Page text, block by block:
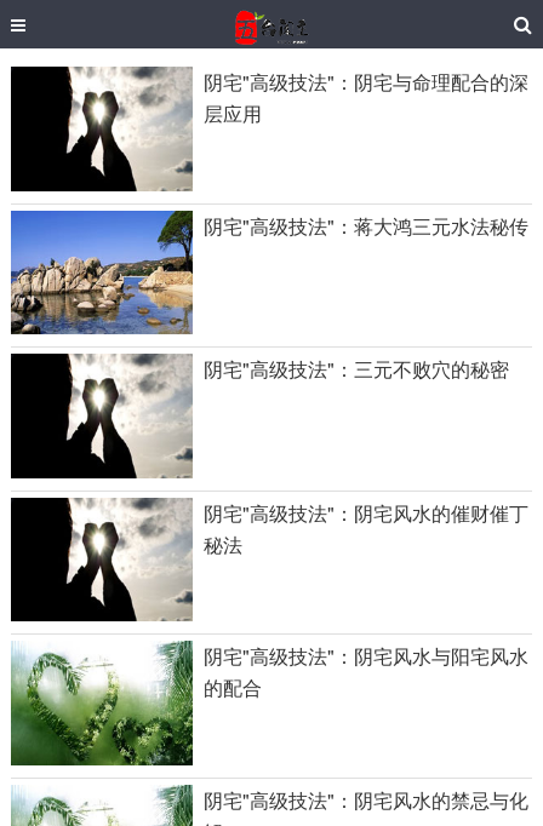
阴宅"高级技法"：阴宅与命理配合的深
层应用
阴宅"高级技法"：蒋大鸿三元水法秘传
阴宅"高级技法"：三元不败穴的秘密
阴宅"高级技法"：阴宅风水的催财催丁
秘法
阴宅"高级技法"：阴宅风水与阳宅风水
的配合
阴宅"高级技法"：阴宅风水的禁忌与化